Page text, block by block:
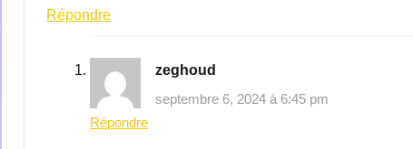
Répondre
zeghoud
septembre 6, 2024 à 6:45 pm
Répondre